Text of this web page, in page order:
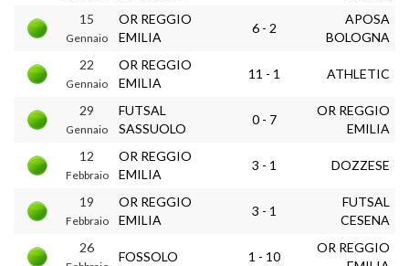
15
Gennaio
OR REGGIO
EMILIA
6 - 2
APOSA
BOLOGNA
22
Gennaio
OR REGGIO
EMILIA
11 - 1 ATHLETIC
29
Gennaio
FUTSAL
SASSUOLO
0 - 7
OR REGGIO
EMILIA
12
Febbraio
OR REGGIO
EMILIA
3 - 1 DOZZESE
19
Febbraio
OR REGGIO
EMILIA
3 - 1
FUTSAL
CESENA
26
FOSSOLO 1 - 10
OR REGGIO